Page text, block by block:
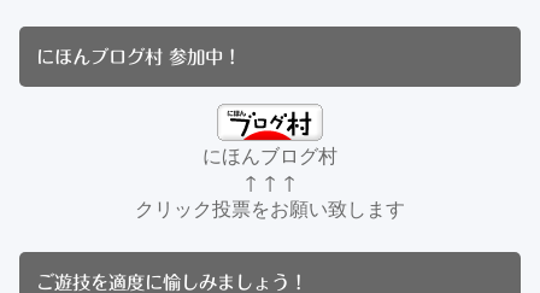
にほんブログ村 参加中！
にほんブログ村
↑ ↑ ↑
クリック投票をお願い致します
ご遊技を適度に愉しみましょう！